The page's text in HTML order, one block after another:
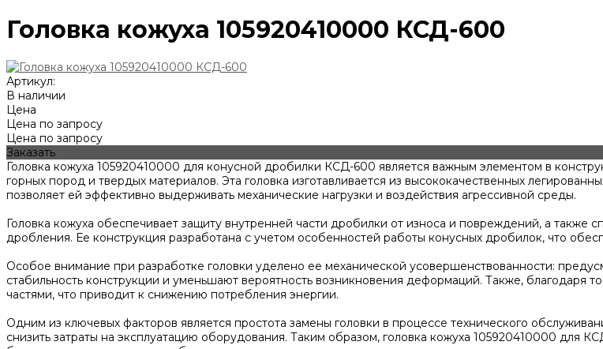
Головка кожуха 105920410000 КСД-600
Артикул:
В наличии
Цена
Цена по запросу
Цена по запросу
Заказать
Головка кожуха 105920410000 для конусной дробилки КСД-600 является важным элементом в
горных пород и твердых материалов. Эта головка изготавливается из высококачественных
позволяет ей эффективно выдерживать механические нагрузки и воздействия агрессивной среды.
Головка кожуха обеспечивает защиту внутренней части дробилки от износа и повреждений, а также
дробления. Ее конструкция разработана с учетом особенностей работы конусных дробилок, что
Особое внимание при разработке головки уделено ее механической усовершенствованности:
стабильность конструкции и уменьшают вероятность возникновения деформаций. Также,
частями, что приводит к снижению потребления энергии.
Одним из ключевых факторов является простота замены головки в процессе технического
снизить затраты на эксплуатацию оборудования. Таким образом, головка кожуха 105920410000